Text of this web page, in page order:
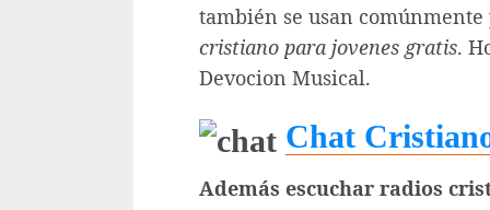
también se usan
cristiano para jovenes gratis.
Devocion Musical.
Chat
Además escuchar radios